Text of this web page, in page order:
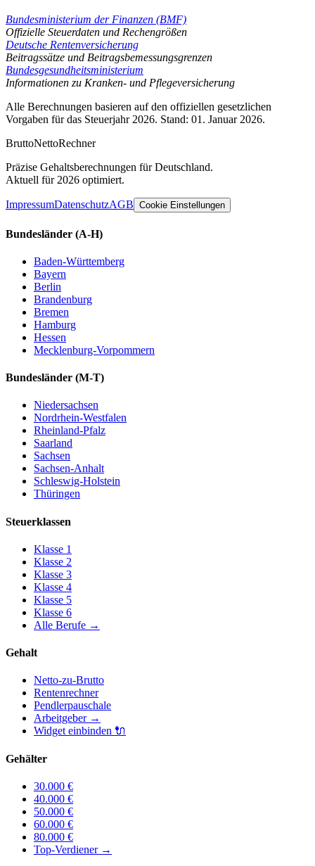
Bundesministerium der Finanzen (BMF)
Offizielle Steuerdaten und Rechengrößen
Deutsche Rentenversicherung
Beitragssätze und Beitragsbemessungsgrenzen
Bundesgesundheitsministerium
Informationen zu Kranken- und Pflegeversicherung
Alle Berechnungen basieren auf den offiziellen gesetzlichen
Vorgaben für das Steuerjahr 2026. Stand: 01. Januar 2026.
BruttoNettoRechner
Präzise Gehaltsberechnungen für Deutschland.
Aktuell für 2026 optimiert.
ImpressumDatenschutzAGB Cookie Einstellungen
Bundesländer (A-H)
Baden-Württemberg
Bayern
Berlin
Brandenburg
Bremen
Hamburg
Hessen
Mecklenburg-Vorpommern
Bundesländer (M-T)
Niedersachsen
Nordrhein-Westfalen
Rheinland-Pfalz
Saarland
Sachsen
Sachsen-Anhalt
Schleswig-Holstein
Thüringen
Steuerklassen
Klasse 1
Klasse 2
Klasse 3
Klasse 4
Klasse 5
Klasse 6
Alle Berufe →
Gehalt
Netto-zu-Brutto
Rentenrechner
Pendlerpauschale
Arbeitgeber→
Widget einbinden 🔌
Gehälter
30.000 €
40.000 €
50.000 €
60.000 €
80.000 €
Top-Verdiener→